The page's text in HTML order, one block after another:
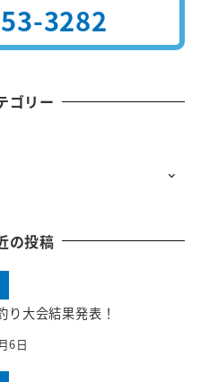
3282
ゴリー
の投稿
り大会結果発表！
6日